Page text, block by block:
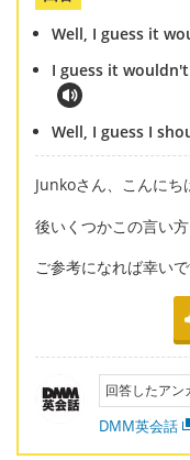
Well, I guess it
I guess it
Well, I guess I
Junkoさん、こんにち
後いくつかこの言い方
ご参考になれば幸いで
回答したアン
DMM英会話